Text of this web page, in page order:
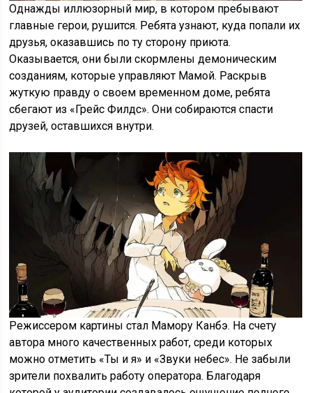
Однажды иллюзорный мир, в котором пребывают
главные герои, рушится. Ребята узнают, куда попали их
друзья, оказавшись по ту сторону приюта.
Оказывается, они были скормлены демоническим
созданиям, которые управляют Мамой. Раскрыв
жуткую правду о своем временном доме, ребята
сбегают из «Грейс Филдс». Они собираются спасти
друзей, оставшихся внутри.
Режиссером картины стал Мамору Канбэ. На счету
автора много качественных работ, среди которых
можно отметить «Ты и я» и «Звуки небес». Не забыли
зрители похвалить работу оператора. Благодаря